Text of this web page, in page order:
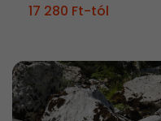
17 280 Ft-tól